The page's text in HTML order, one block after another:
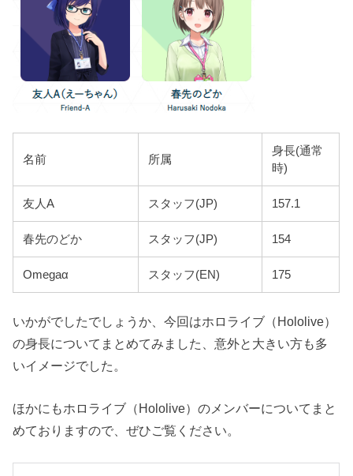
名前 所属
身長(通常
時)
友人A スタッフ(JP) 157.1
春先のどか スタッフ(JP) 154
Omegaα スタッフ(EN) 175
いかがでしたでしょうか、今回はホロライブ（Hololive）
の身長についてまとめてみました、意外と大きい方も多
いイメージでした。
ほかにもホロライブ（Hololive）のメンバーについてまと
めておりますので、ぜひご覧ください。